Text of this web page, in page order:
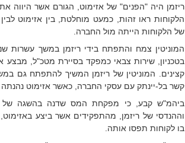
ריזמן היה "הפנים" של אזימוט, הגורם אשר היווה
הלקוחות ראו זהות, כמעט מוחלטת, בין אזימוט
של הלקוחות הייתה מול החברה.
המוניטין צמח והתפתח בידי ריזמן במשך עשרות
בטכניון, שירות צבאי כמפקד בסיירת מטכ"ל, מבצע
קצינים. המוניטין של ריזמן המשיך להתפתח גם
קשר בל-יינתק עם עסקי החברה, כאשר אזימוט נהנתה
ביהמ"ש קבע, כי מפקחת המס שדנה בהשגה של
וההנדסי של ריזמן, מהתפקידים אשר ביצע
בו לקוחות תפסו אותה.